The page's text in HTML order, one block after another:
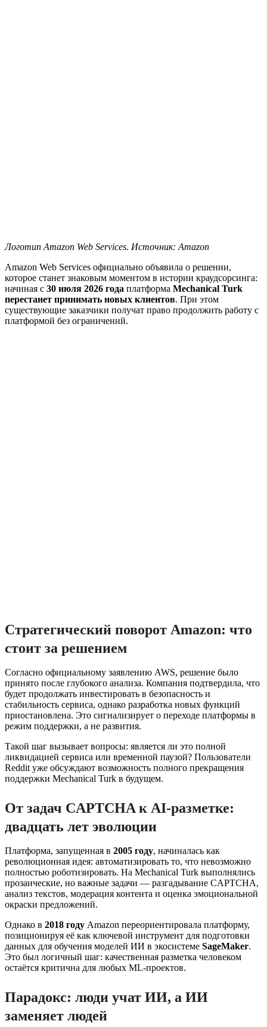
Логотип Amazon Web Services. Источник: Amazon
Amazon Web Services официально объявила о решении,
которое станет знаковым моментом в истории краудсорсинга:
начиная с 30 июля 2026 года платформа Mechanical Turk
перестанет принимать новых клиентов. При этом
существующие заказчики получат право продолжить работу с
платформой без ограничений.
Стратегический поворот Amazon: что
стоит за решением
Согласно официальному заявлению AWS, решение было
принято после глубокого анализа. Компания подтвердила, что
будет продолжать инвестировать в безопасность и
стабильность сервиса, однако разработка новых функций
приостановлена. Это сигнализирует о переходе платформы в
режим поддержки, а не развития.
Такой шаг вызывает вопросы: является ли это полной
ликвидацией сервиса или временной паузой? Пользователи
Reddit уже обсуждают возможность полного прекращения
поддержки Mechanical Turk в будущем.
От задач CAPTCHA к AI-разметке:
двадцать лет эволюции
Платформа, запущенная в 2005 году, начиналась как
революционная идея: автоматизировать то, что невозможно
полностью роботизировать. На Mechanical Turk выполнялись
прозаические, но важные задачи — разгадывание CAPTCHA,
анализ текстов, модерация контента и оценка эмоциональной
окраски предложений.
Однако в 2018 году Amazon переориентировала платформу,
позиционируя её как ключевой инструмент для подготовки
данных для обучения моделей ИИ в экосистеме SageMaker.
Это был логичный шаг: качественная разметка человеком
остаётся критична для любых ML-проектов.
Парадокс: люди учат ИИ, а ИИ
заменяет людей